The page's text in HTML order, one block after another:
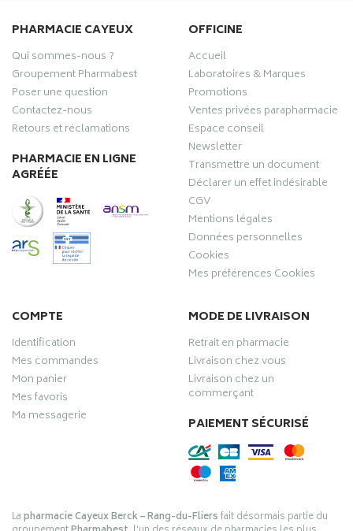
PHARMACIE CAYEUX
Qui sommes-nous ?
Groupement Pharmabest
Poser une question
Contactez-nous
Retours et réclamations
PHARMACIE EN LIGNE
AGRÉÉE
OFFICINE
Accueil
Laboratoires & Marques
Promotions
Ventes privées parapharmacie
Espace conseil
Newsletter
Transmettre un document
Déclarer un effet indésirable
CGV
Mentions légales
Données personnelles
Cookies
Mes préférences Cookies
COMPTE
Identification
Mes commandes
Mon panier
Mes favoris
Ma messagerie
MODE DE LIVRAISON
Retrait en pharmacie
Livraison chez vous
Livraison chez un
commerçant
PAIEMENT SÉCURISÉ
Lapharmacie Cayeux Berck – Rang-du-Fliersfait désormais partie du